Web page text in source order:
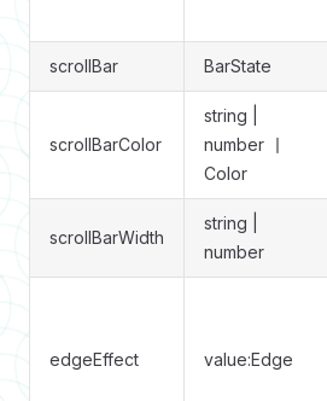
scrollBar BarState
scrollBarColor
string |
number 丨
Color
scrollBarWidth
string |
number
edgeEffect value:Edge